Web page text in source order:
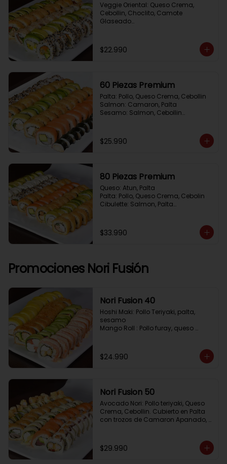
Veggie Oriental: Queso Crema,
Cebollin, Choclito, Camote
Glaseado
Avocado Veggie:	Palmito, Choclito,
Queso Crema, Cebollin
Albahaca,  envuelto en almendras
$22.990
60 Piezas Premium
Palta: Pollo, Queso Crema, Cebollin
Salmon: Camaron, Palta
Sesamo: Salmon, Cebollin
Pimenton, Queso Crema
Hosomaki: Pollo Teriyaki
$25.990
80 Piezas Premium
Queso: Atun, Palta
Palta: Pollo, Queso Crema, Cebolin
Cibulette: Salmon, Palta
Frito 1: Champiñon Tempura,
Pimenton, Queso Crema
Cebollin
$33.990
Promociones Nori Fusión
Nori Fusion 40
Hoshi Maki: Pollo Teriyaki, palta,
sesamo
Mango Roll : Pollo furay, queso
Avocado Oriental: Salmon,
Kanikama, Queso crema, cubierto
Salmon, bañado en salsa
Acevichada
$24.990
Nori Fusion 50
Avocado Nori: Pollo teriyaki, Queso
Crema, Cebollin. Cubierto en Palta
con trozos de Camaron Apanado,
Palta, cubierto en Salmon
Shirosakana Oriental: Pescado
$29.990